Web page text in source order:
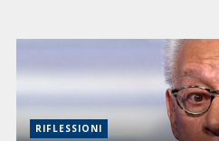
RIFLESSIONI